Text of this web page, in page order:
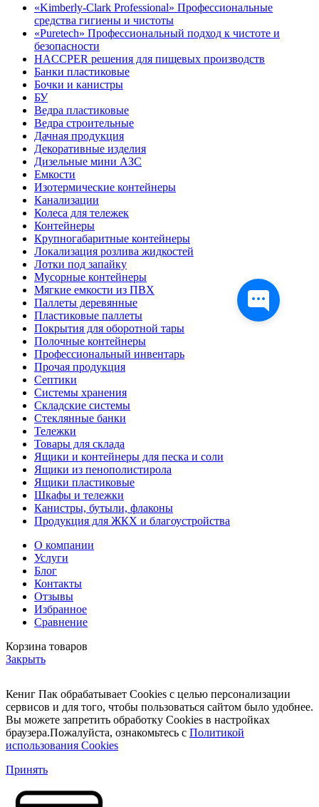
«Kimberly-Clark Professional» Профессиональные
средства гигиены и чистоты
«Puretech» Профессиональный подход к чистоте и
безопасности
HACCPER решения для пищевых производств
Банки пластиковые
Бочки и канистры
БУ
Ведра пластиковые
Ведра строительные
Дачная продукция
Декоративные изделия
Дизельные мини АЗС
Емкости
Изотермические контейнеры
Канализации
Колеса для тележек
Контейнеры
Крупногабаритные контейнеры
Локализация розлива жидкостей
Лотки под запайку
Мусорные контейнеры
Мягкие емкости из ПВХ
Паллеты деревянные
Пластиковые паллеты
Покрытия для оборотной тары
Полочные контейнеры
Профессиональный инвентарь
Прочая продукция
Септики
Системы хранения
Складские системы
Стеклянные банки
Тележки
Товары для склада
Ящики и контейнеры для песка и соли
Ящики из пенополистирола
Ящики пластиковые
Шкафы и тележки
Канистры, бутыли, флаконы
Продукция для ЖКХ и благоустройства
О компании
Услуги
Блог
Контакты
Отзывы
Избранное
Сравнение
Корзина товаров
Закрыть
Кениг Пак обрабатывает Cookies с целью персонализации
сервисов и для того, чтобы пользоваться сайтом было удобнее.
Вы можете запретить обработку Cookies в настройках
браузера.Пожалуйста, ознакомьтесь с Политикой
использования Cookies
Принять